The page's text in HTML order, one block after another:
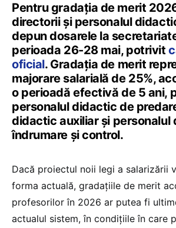
Pentru gradația de merit
directorii și personalul
depun dosarele la
perioada 26-28 mai, potrivit
oficial. Gradația de merit
majorare salarială de 25%,
o perioadă efectivă de 5 ani,
personalul didactic de
didactic auxiliar și personalul
îndrumare și control.
Dacă proiectul noii legi a salarizării
forma actuală, gradațiile de merit
profesorilor în 2026 ar putea fi
actualul sistem, în condițiile în care